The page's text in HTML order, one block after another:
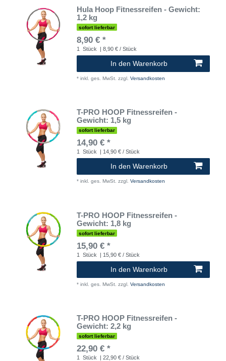
Hula Hoop Fitnessreifen - Gewicht:
1,2 kg
sofort lieferbar
8,90 € *
1 Stück | 8,90 € / Stück
In den Warenkorb
* inkl. ges. MwSt. zzgl. Versandkosten
T-PRO HOOP Fitnessreifen -
Gewicht: 1,5 kg
sofort lieferbar
14,90 € *
1 Stück | 14,90 € / Stück
In den Warenkorb
* inkl. ges. MwSt. zzgl. Versandkosten
T-PRO HOOP Fitnessreifen -
Gewicht: 1,8 kg
sofort lieferbar
15,90 € *
1 Stück | 15,90 € / Stück
In den Warenkorb
* inkl. ges. MwSt. zzgl. Versandkosten
T-PRO HOOP Fitnessreifen -
Gewicht: 2,2 kg
sofort lieferbar
22,90 € *
1 Stück | 22,90 € / Stück